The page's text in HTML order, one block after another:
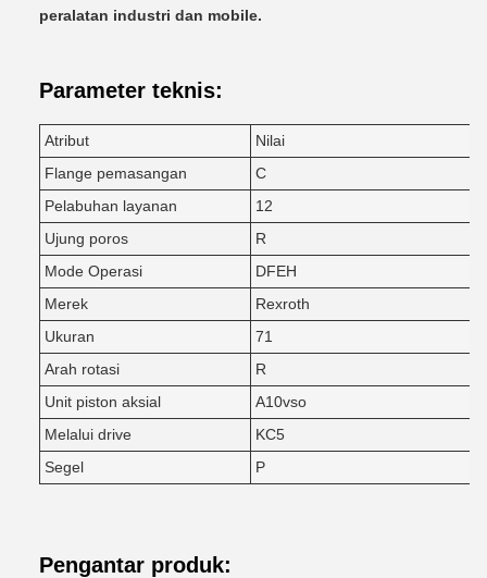
peralatan industri dan mobile.
Parameter teknis:
Atribut
Nilai
Flange pemasangan
C
Pelabuhan layanan
12
Ujung poros
R
Mode Operasi
DFEH
Merek
Rexroth
Ukuran
71
Arah rotasi
R
Unit piston aksial
A10vso
Melalui drive
KC5
Segel
P
Pengantar produk: